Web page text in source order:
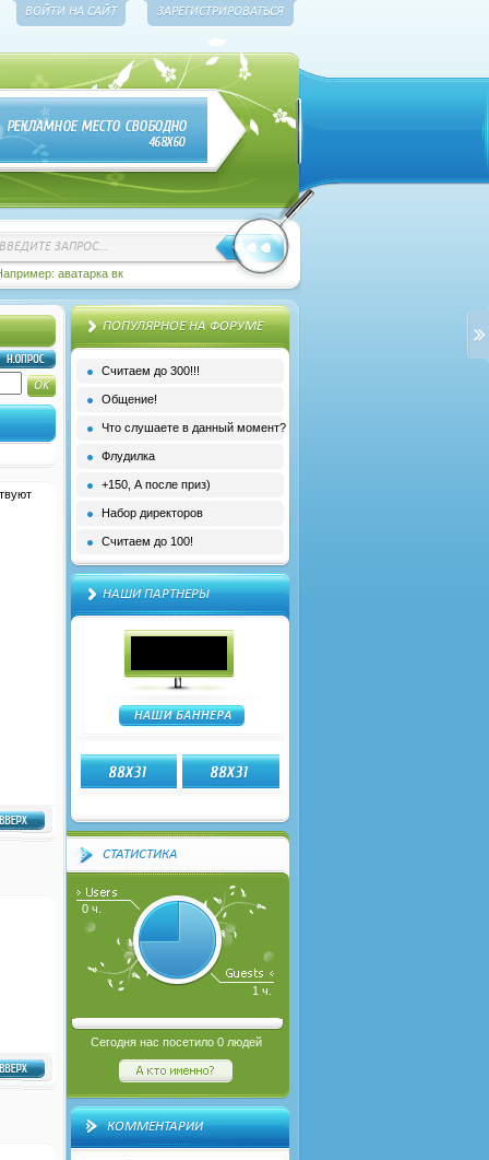
ЗАРЕГИСТРИРОВАТЬСЯ
ВОЙТИ НА САЙТ
аватарка вк
ПОПУЛЯРНОЕ НА ФОРУМЕ
Считаем до 300!!!
Общение!
Что слушаете в данный момент?
Флудилка
+150, А после приз)
Набор директоров
Считаем до 100!
НАШИ ПАРТНЕРЫ
СТАТИСТИКА
0 ч.
1 ч.
Сегодня нас посетило 0 людей
КОММЕНТАРИИ